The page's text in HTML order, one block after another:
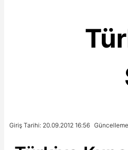
Giriş Tarihi: 20.09.2012 16:56 Güncelleme